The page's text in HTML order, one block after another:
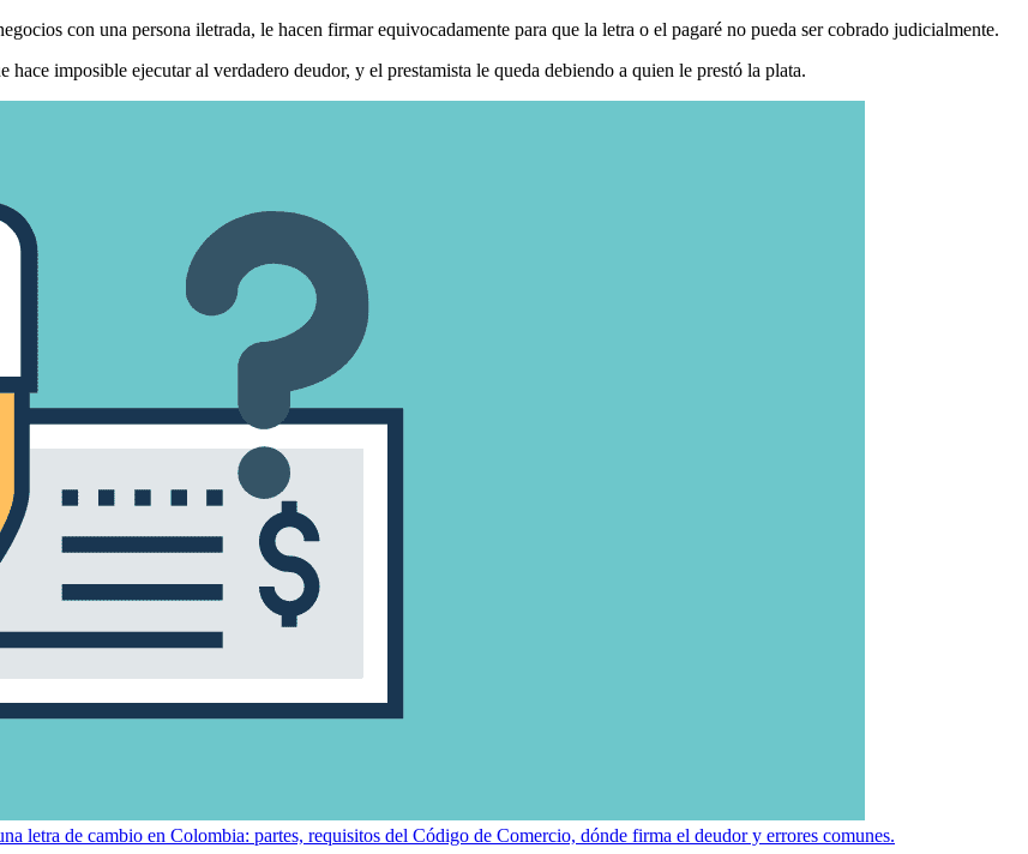
con una persona iletrada, le hacen firmar equivocadamente para que la letra o el pagaré no pueda ser cobrado judicialmente.
imposible ejecutar al verdadero deudor, y el prestamista le queda debiendo a quien le prestó la plata.
letra de cambio en Colombia: partes, requisitos del Código de Comercio, dónde firma el deudor y errores comunes.